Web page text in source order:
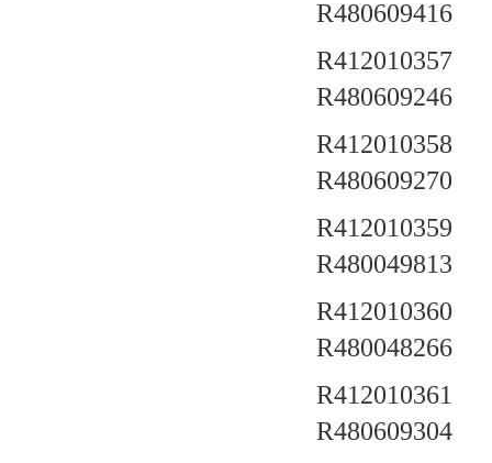
R480609416
R412010357
R480609246
R412010358
R480609270
R412010359
R480049813
R412010360
R480048266
R412010361
R480609304